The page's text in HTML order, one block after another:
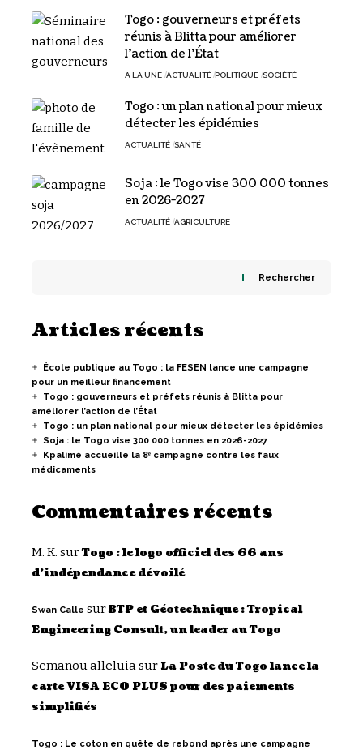
Togo : gouverneurs et préfets
réunis à Blitta pour améliorer
l’action de l’État
A LA UNE ACTUALITÉ POLITIQUE SOCIÉTÉ
Togo : un plan national pour mieux
détecter les épidémies
ACTUALITÉ SANTÉ
Soja : le Togo vise 300 000 tonnes
en 2026-2027
ACTUALITÉ AGRICULTURE
Rechercher
Articles récents
École publique au Togo : la FESEN lance une campagne
pour un meilleur financement
Togo : gouverneurs et préfets réunis à Blitta pour
améliorer l’action de l’État
Togo : un plan national pour mieux détecter les épidémies
Soja : le Togo vise 300 000 tonnes en 2026-2027
Kpalimé accueille la 8ᵉ campagne contre les faux
médicaments
Commentaires récents
M. K. surTogo : le logo officiel des 66 ans
d’indépendance dévoilé
Swan Calle surBTP et Géotechnique : Tropical
Engineering Consult, un leader au Togo
Semanou alleluiasurLa Poste du Togo lance la
carte VISA ECO PLUS pour des paiements
simplifiés
Togo : Le coton en quête de rebond après une campagne